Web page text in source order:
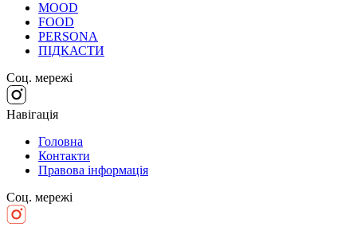
MOOD
FOOD
PERSONA
ПІДКАСТИ
Соц. мережі
Навігація
Головна
Контакти
Правова інформація
Соц. мережі